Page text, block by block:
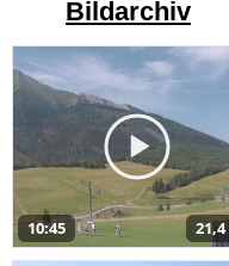
Bildarchiv
10:45 21,4